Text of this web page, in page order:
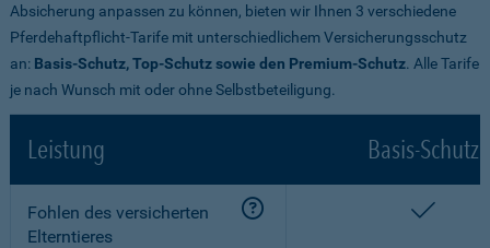
Absicherung anpassen zu können, bieten wir Ihnen 3 verschiedene
Pferdehaftpflicht-Tarife mit unterschiedlichem Versicherungsschutz
an: Basis-Schutz, Top-Schutz sowie den Premium-Schutz. Alle Tarife
je nach Wunsch mit oder ohne Selbstbeteiligung.
Leistung Basis-Schutz
Fohlen des versicherten
Elterntieres